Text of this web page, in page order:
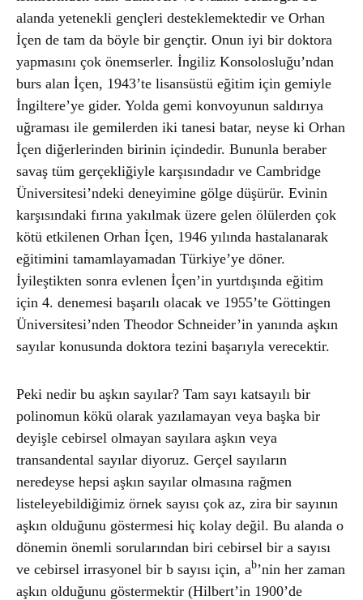
alanda yetenekli gençleri desteklemektedir ve Orhan
İçen de tam da böyle bir gençtir. Onun iyi bir doktora
yapmasını çok önemserler. İngiliz Konsolosluğu’ndan
burs alan İçen, 1943’te lisansüstü eğitim için gemiyle
İngiltere’ye gider. Yolda gemi konvoyunun saldırıya
uğraması ile gemilerden iki tanesi batar, neyse ki Orhan
İçen diğerlerinden birinin içindedir. Bununla beraber
savaş tüm gerçekliğiyle karşısındadır ve Cambridge
Üniversitesi’ndeki deneyimine gölge düşürür. Evinin
karşısındaki fırına yakılmak üzere gelen ölülerden çok
kötü etkilenen Orhan İçen, 1946 yılında hastalanarak
eğitimini tamamlayamadan Türkiye’ye döner.
İyileştikten sonra evlenen İçen’in yurtdışında eğitim
için 4. denemesi başarılı olacak ve 1955’te Göttingen
Üniversitesi’nden Theodor Schneider’in yanında aşkın
sayılar konusunda doktora tezini başarıyla verecektir.
Peki nedir bu aşkın sayılar? Tam sayı katsayılı bir
polinomun kökü olarak yazılamayan veya başka bir
deyişle cebirsel olmayan sayılara aşkın veya
transandental sayılar diyoruz. Gerçel sayıların
neredeyse hepsi aşkın sayılar olmasına rağmen
listeleyebildiğimiz örnek sayısı çok az, zira bir sayının
aşkın olduğunu göstermesi hiç kolay değil. Bu alanda o
dönemin önemli sorularından biri cebirsel bir a sayısı
ve cebirsel irrasyonel bir b sayısı için, ab’nin her zaman
aşkın olduğunu göstermektir (Hilbert’in 1900’de